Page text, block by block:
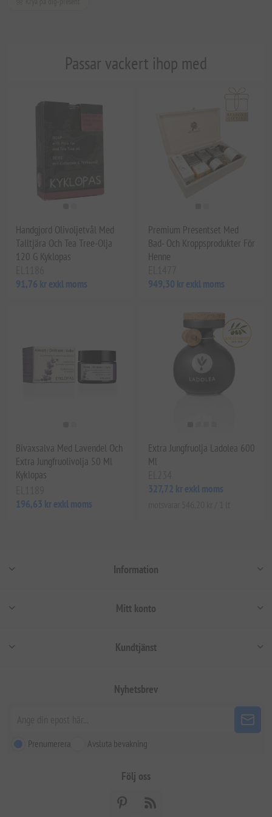
Passar vackert ihop med
Handgjord Olivoljetvål Med
Talltjära Och Tea Tree-Olja
120 G Kyklopas
91,76 kr exkl moms
Premium Presentset Med
Bad- Och Kroppsprodukter För
Henne
949,30 kr exkl moms
Bivaxsalva Med Lavendel Och
Extra Jungfruolivolja 50 Ml
Kyklopas
196,63 kr exkl moms
Extra Jungfruolja Ladolea 600
Ml
327,72 kr exkl moms
Information
Mitt konto
Kundtjänst
Nyhetsbrev
Prenumerera Avsluta bevakning
Följ oss